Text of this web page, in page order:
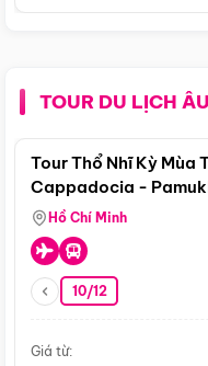
TOUR DU LỊCH
Tour Thổ Nhĩ Kỳ Mùa
Cappadocia -
Hồ Chí Minh
10/12
Giá từ: